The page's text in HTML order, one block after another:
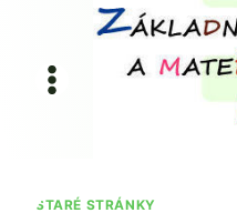
obsah
STARÉ STRÁNKY